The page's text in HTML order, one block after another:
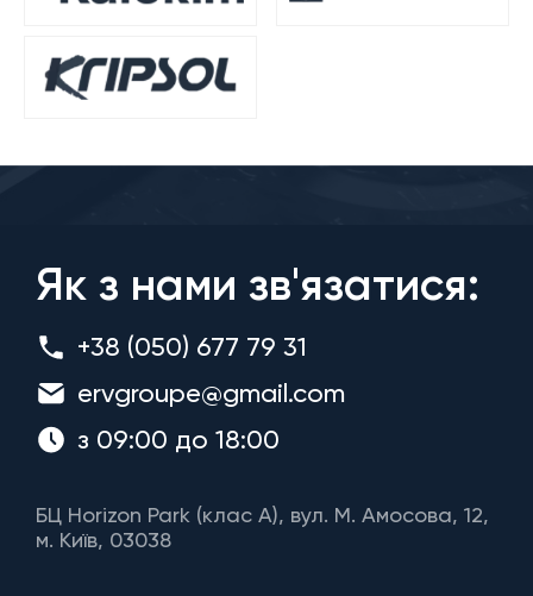
Як з нами зв'язатися:
+38 (050) 677 79 31
ervgroupe@gmail.com
з 09:00 до 18:00
БЦ Horizon Park (клас A), вул. М. Амосова, 12,
м. Київ, 03038